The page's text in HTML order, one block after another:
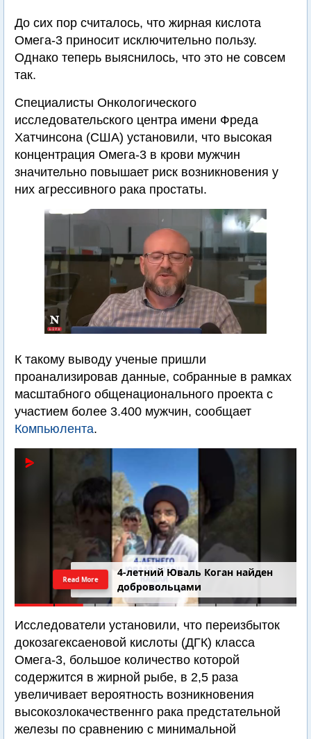
До сих пор считалось, что жирная кислота
Омега-3 приносит исключительно пользу.
Однако теперь выяснилось, что это не совсем
так.
Специалисты Онкологического
исследовательского центра имени Фреда
Хатчинсона (США) установили, что высокая
концентрация Омега-3 в крови мужчин
значительно повышает риск возникновения у
них агрессивного рака простаты.
К такому выводу ученые пришли
проанализировав данные, собранные в рамках
масштабного общенационального проекта с
участием более 3.400 мужчин, сообщает
Компьюлента.
4-летний Юваль Коган найден
добровольцами
Read More
Исследователи установили, что переизбыток
докозагексаеновой кислоты (ДГК) класса
Омега-3, большое количество которой
содержится в жирной рыбе, в 2,5 раза
увеличивает вероятность возникновения
высокозлокачественнго рака предстательной
железы по сравнению с минимальной